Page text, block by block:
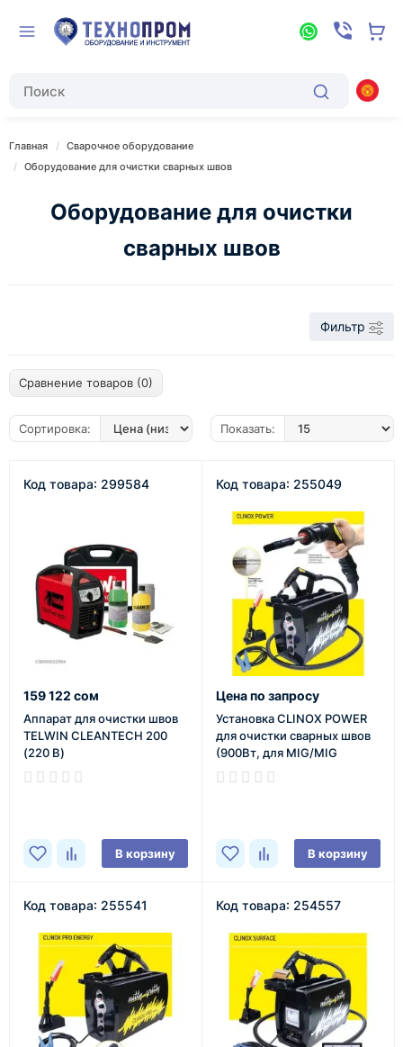
Главная
Сварочное оборудование
Оборудование для очистки сварных швов
Оборудование для очистки
сварных швов
Фильтр
Сравнение товаров (0)
Сортировка: Показать:
Код товара: 299584
159 122 сом
Аппарат для очистки швов
TELWIN CLEANTECH 200
(220 В)
В корзину
Код товара: 255049
Цена по запросу
Установка CLINOX POWER
для очистки сварных швов
(900Вт, для MIG/MIG
Pulse/TIG, авт.насос)
В корзину
Код товара: 255541 Код товара: 254557